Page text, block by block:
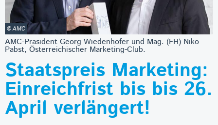
© AMC
AMC-Präsident Georg Wiedenhofer und Mag. (FH) Niko
Pabst, Österreichischer Marketing-Club.
Staatspreis Marketing:
Einreichfrist bis bis 26.
April verlängert!